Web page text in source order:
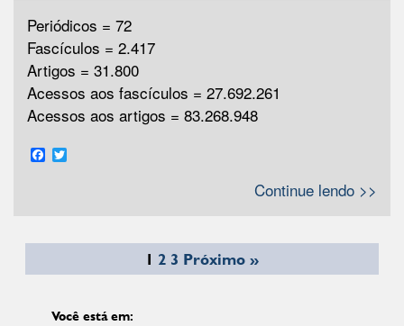
Periódicos = 72
Fascículos = 2.417
Artigos = 31.800
Acessos aos fascículos = 27.692.261
Acessos aos artigos = 83.268.948
Facebook
Continue lendo >>
1 2 3 Próximo »
Você está em: